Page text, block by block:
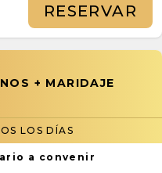
RESERVAR
+ MARIDAJE
LOS DÍAS
a convenir